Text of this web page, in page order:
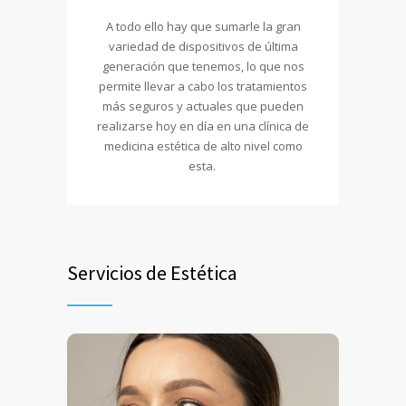
A todo ello hay que sumarle la gran
variedad de dispositivos de última
generación que tenemos, lo que nos
permite llevar a cabo los tratamientos
más seguros y actuales que pueden
realizarse hoy en día en una clínica de
medicina estética de alto nivel como
esta.
Servicios de Estética
Bótox